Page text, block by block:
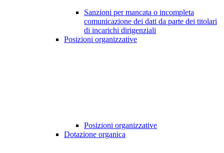
Sanzioni per mancata o incompleta
comunicazione dei dati da parte dei titolari
di incarichi dirigenziali
Posizioni organizzative
Posizioni organizzative
Dotazione organica